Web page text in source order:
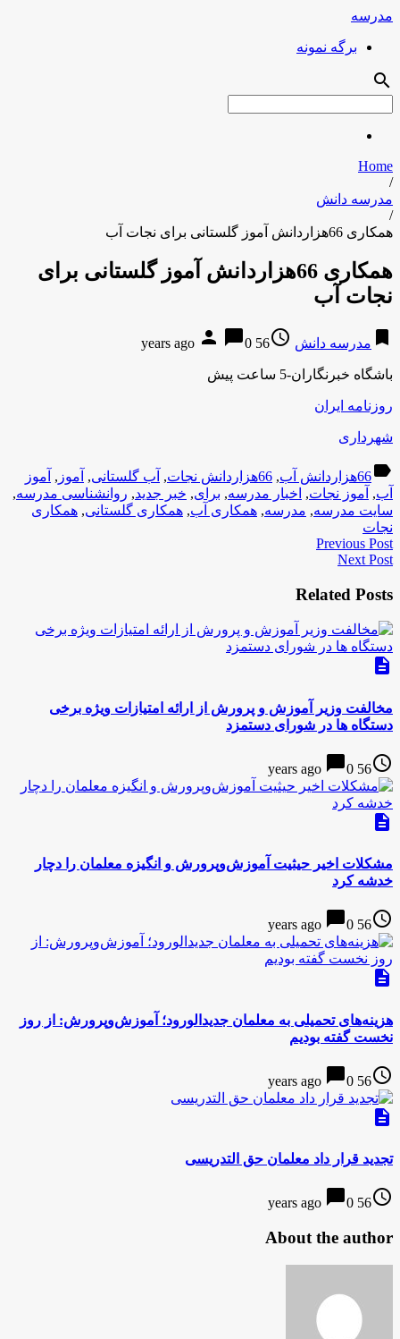
مدرسه
برگه نمونه
search
Home
/
مدرسه دانش
/
همکاری 66هزاردانش آموز گلستانی برای نجات آب
همکاری 66هزاردانش آموز گلستانی برای
نجات آب
bookmark مدرسه دانش access_time
56 years ago
person chat_bubble0
باشگاه خبرنگاران-5 ساعت پیش
روزنامه ایران
شهرداری
label66هزاردانش آب , 66هزاردانش نجات , آب گلستانی, آموز , آموز
آب, آموز نجات, اخبار مدرسه, برای, خبر جدید, روانشناسی مدرسه,
سایت مدرسه, مدرسه, همکاری آب, همکاری گلستانی, همکاری
نجات
Previous Post
Next Post
Related Posts
description
مخالفت وزیر آموزش و پرورش از ارائه امتیازات ویژه برخی
دستگاه ها در شورای دستمزد
access_time
56 years ago
chat_bubble0
description
مشکلات اخیر حیثیت آموزش‌وپرورش و انگیزه معلمان را دچار
خدشه کرد
access_time
56 years ago
chat_bubble0
description
هزینه‌های تحمیلی به معلمان جدید‌الورود؛ آموزش‌وپرورش:‌ از روز
نخست گفته بودیم
access_time
56 years ago
chat_bubble0
description
تجدید قرار داد معلمان حق التدریسی
access_time
56 years ago
chat_bubble0
About the author